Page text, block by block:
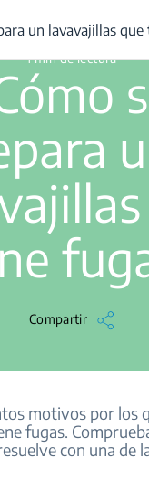
se repara un lavavajillas
1 min de lectura
Compartir
un lavavajillas
motivos por los
fugas.
con una de